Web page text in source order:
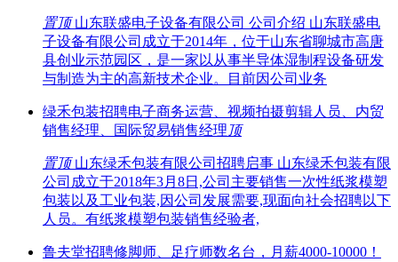
置顶山东联盛电子设备有限公司 公司介绍 山东联盛电
子设备有限公司成立于2014年，位于山东省聊城市高唐
县创业示范园区，是一家以从事半导体湿制程设备研发
与制造为主的高新技术企业。目前因公司业务
绿禾包装招聘电子商务运营、视频拍摄剪辑人员、内贸
销售经理、国际贸易销售经理 顶
置顶山东绿禾包装有限公司招聘启事 山东绿禾包装有限
公司成立于2018年3月8日,公司主要销售一次性纸浆模塑
包装以及工业包装,因公司发展需要,现面向社会招聘以下
人员。有纸浆模塑包装销售经验者,
鲁夫堂招聘修脚师、足疗师数名台，月薪4000-10000！